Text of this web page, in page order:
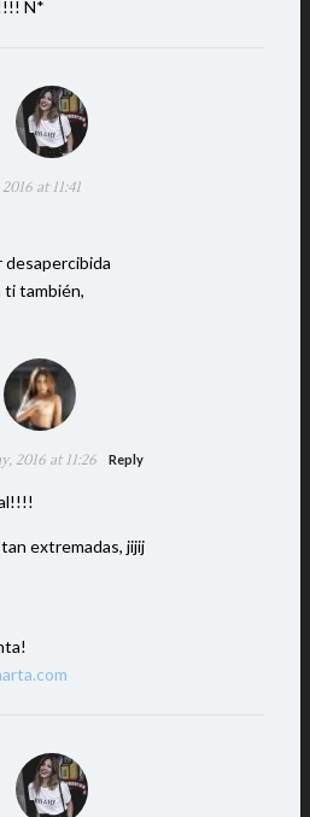
N*
at 11:41
desapercibida
ti también,
2016 at 11:26 Reply
extremadas, jijij